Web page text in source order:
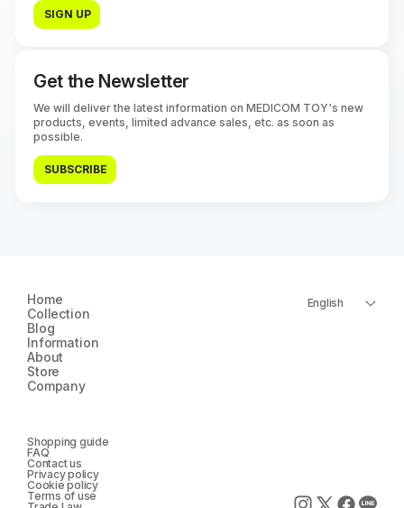
SIGN UP
Get the Newsletter
We will deliver the latest information on MEDICOM TOY's new
products, events, limited advance sales, etc. as soon as
possible.
SUBSCRIBE
Home
Collection
Blog
Information
About
Store
Company
Shopping guide
FAQ
Contact us
Privacy policy
Cookie policy
Terms of use
English